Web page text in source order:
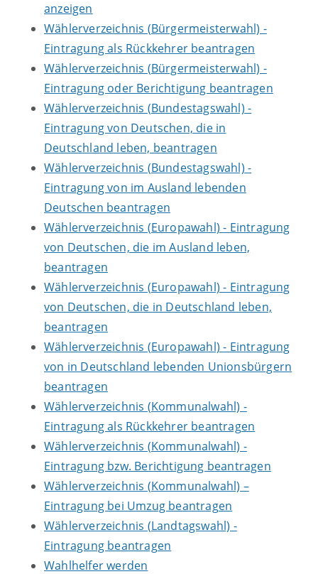
anzeigen
Wählerverzeichnis (Bürgermeisterwahl) -
Eintragung als Rückkehrer beantragen
Wählerverzeichnis (Bürgermeisterwahl) -
Eintragung oder Berichtigung beantragen
Wählerverzeichnis (Bundestagswahl) -
Eintragung von Deutschen, die in
Deutschland leben, beantragen
Wählerverzeichnis (Bundestagswahl) -
Eintragung von im Ausland lebenden
Deutschen beantragen
Wählerverzeichnis (Europawahl) - Eintragung
von Deutschen, die im Ausland leben,
beantragen
Wählerverzeichnis (Europawahl) - Eintragung
von Deutschen, die in Deutschland leben,
beantragen
Wählerverzeichnis (Europawahl) - Eintragung
von in Deutschland lebenden Unionsbürgern
beantragen
Wählerverzeichnis (Kommunalwahl) -
Eintragung als Rückkehrer beantragen
Wählerverzeichnis (Kommunalwahl) -
Eintragung bzw. Berichtigung beantragen
Wählerverzeichnis (Kommunalwahl) –
Eintragung bei Umzug beantragen
Wählerverzeichnis (Landtagswahl) -
Eintragung beantragen
Wahlhelfer werden